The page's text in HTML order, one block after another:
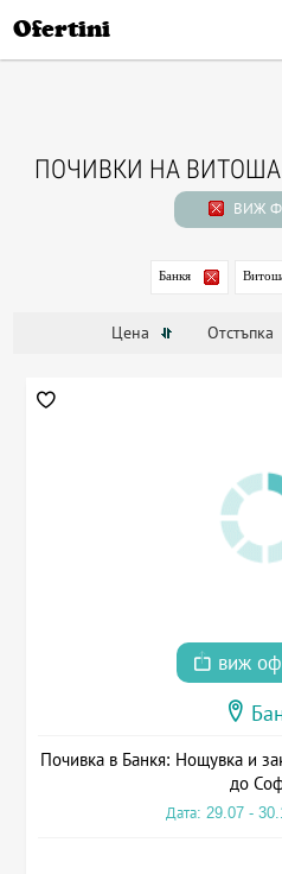
Ofertini
ПОЧИВКИ НА
ВИЖ
Банкя
Цена Отстъпка
виж
Почивка в Банкя: Нощувка и
до
Дата: 29.07 -